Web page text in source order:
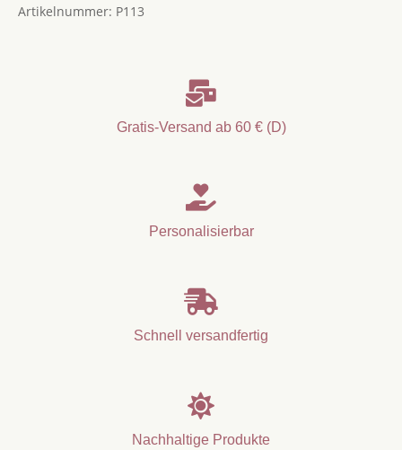
/
Artikelnummer: P113

Gratis-Versand ab 60 € (D)

Personalisierbar

Schnell versandfertig

Nachhaltige Produkte